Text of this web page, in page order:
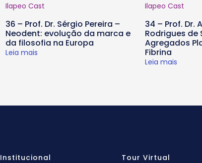
Ilapeo Cast
36 – Prof. Dr. Sérgio Pereira –
Neodent: evolução da marca e
da filosofia na Europa
Leia mais
Ilapeo Cast
34 – Prof. Dr.
Rodrigues de
Agregados
Fibrina
Leia mais
Institucional
Tour Virtual